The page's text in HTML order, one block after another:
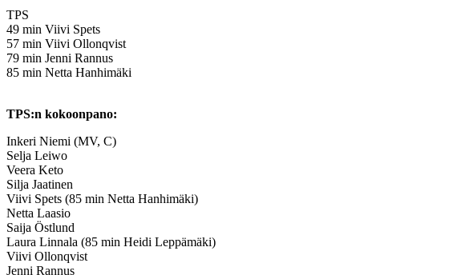
TPS
49 min Viivi Spets
57 min Viivi Ollonqvist
79 min Jenni Rannus
85 min Netta Hanhimäki
TPS:n kokoonpano:
Inkeri Niemi (MV, C)
Selja Leiwo
Veera Keto
Silja Jaatinen
Viivi Spets (85 min Netta Hanhimäki)
Netta Laasio
Saija Östlund
Laura Linnala (85 min Heidi Leppämäki)
Viivi Ollonqvist
Jenni Rannus